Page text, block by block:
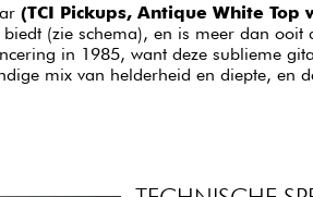
(TCI Pickups, Antique White
(zie schema), en is meer dan
in 1985, want deze sublieme
mix van helderheid en diepte,